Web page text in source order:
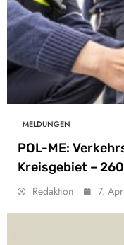
MELDUNGEN
POL-ME:
Kreisgebiet –
Redaktion 7.